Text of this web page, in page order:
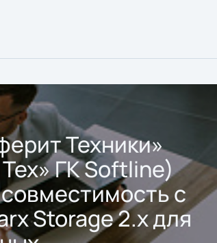
Техники»
ГК Softline)
с
Storage 2.x для